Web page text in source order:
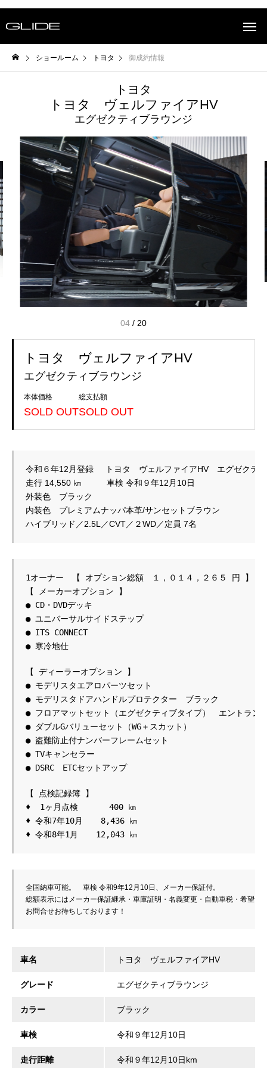
ショールーム トヨタ 御成約情報
トヨタ
トヨタ ヴェルファイアHV
エグゼクティブラウンジ
04 / 20
トヨタ ヴェルファイアHV
エグゼクティブラウンジ
本体価格
SOLD OUT
総支払額
SOLD OUT
令和６年12月登録     トヨタ　ヴェルファイアHV　エグゼク
走行 14,550 ㎞　　　車検 令和９年12月10日
外装色　ブラック
内装色　プレミアムナッパ本革/サンセットブラウン
ハイブリッド／2.5L／CVT／２WD／定員 7名
1オーナー　【 オプション総額　１，０１４，２６５ 円 】
【 メーカーオプション 】
● CD・DVDデッキ
● ユニバーサルサイドステップ
● ITS CONNECT
● 寒冷地仕
【 ディーラーオプション 】
● モデリスタエアロパーツセット
● モデリスタドアハンドルプロテクター　ブラック
● フロアマットセット（エグゼクティブタイプ）　エントラン
● ダブルGバリューセット（WG＋スカット）
● 盗難防止付ナンバーフレームセット
● TVキャンセラー
● DSRC　ETCセットアップ
【 点検記録簿 】
♦  1ヶ月点検　 　  400 ㎞
♦
♦ 令和8年1月　  12,043 ㎞
全国納車可能。　車検 令和9年12月10日、メーカー保証付。
総額表示にはメーカー保証継承・車庫証明・名義変更・自動車税・希望ナ
お問合せお待ちしております！
車名 トヨタ ヴェルファイアHV
グレード エグゼクティブラウンジ
カラー ブラック
車検 令和９年12月10日
走行距離 令和９年12月10日km